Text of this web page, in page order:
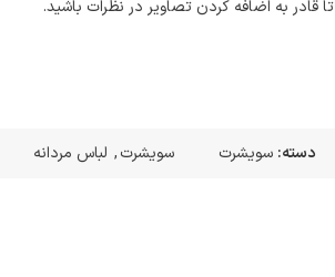
قادر به اضافه کردن تصاویر در نظرات باشید.
دسته: سویشرت سویشرت, لباس مردانه